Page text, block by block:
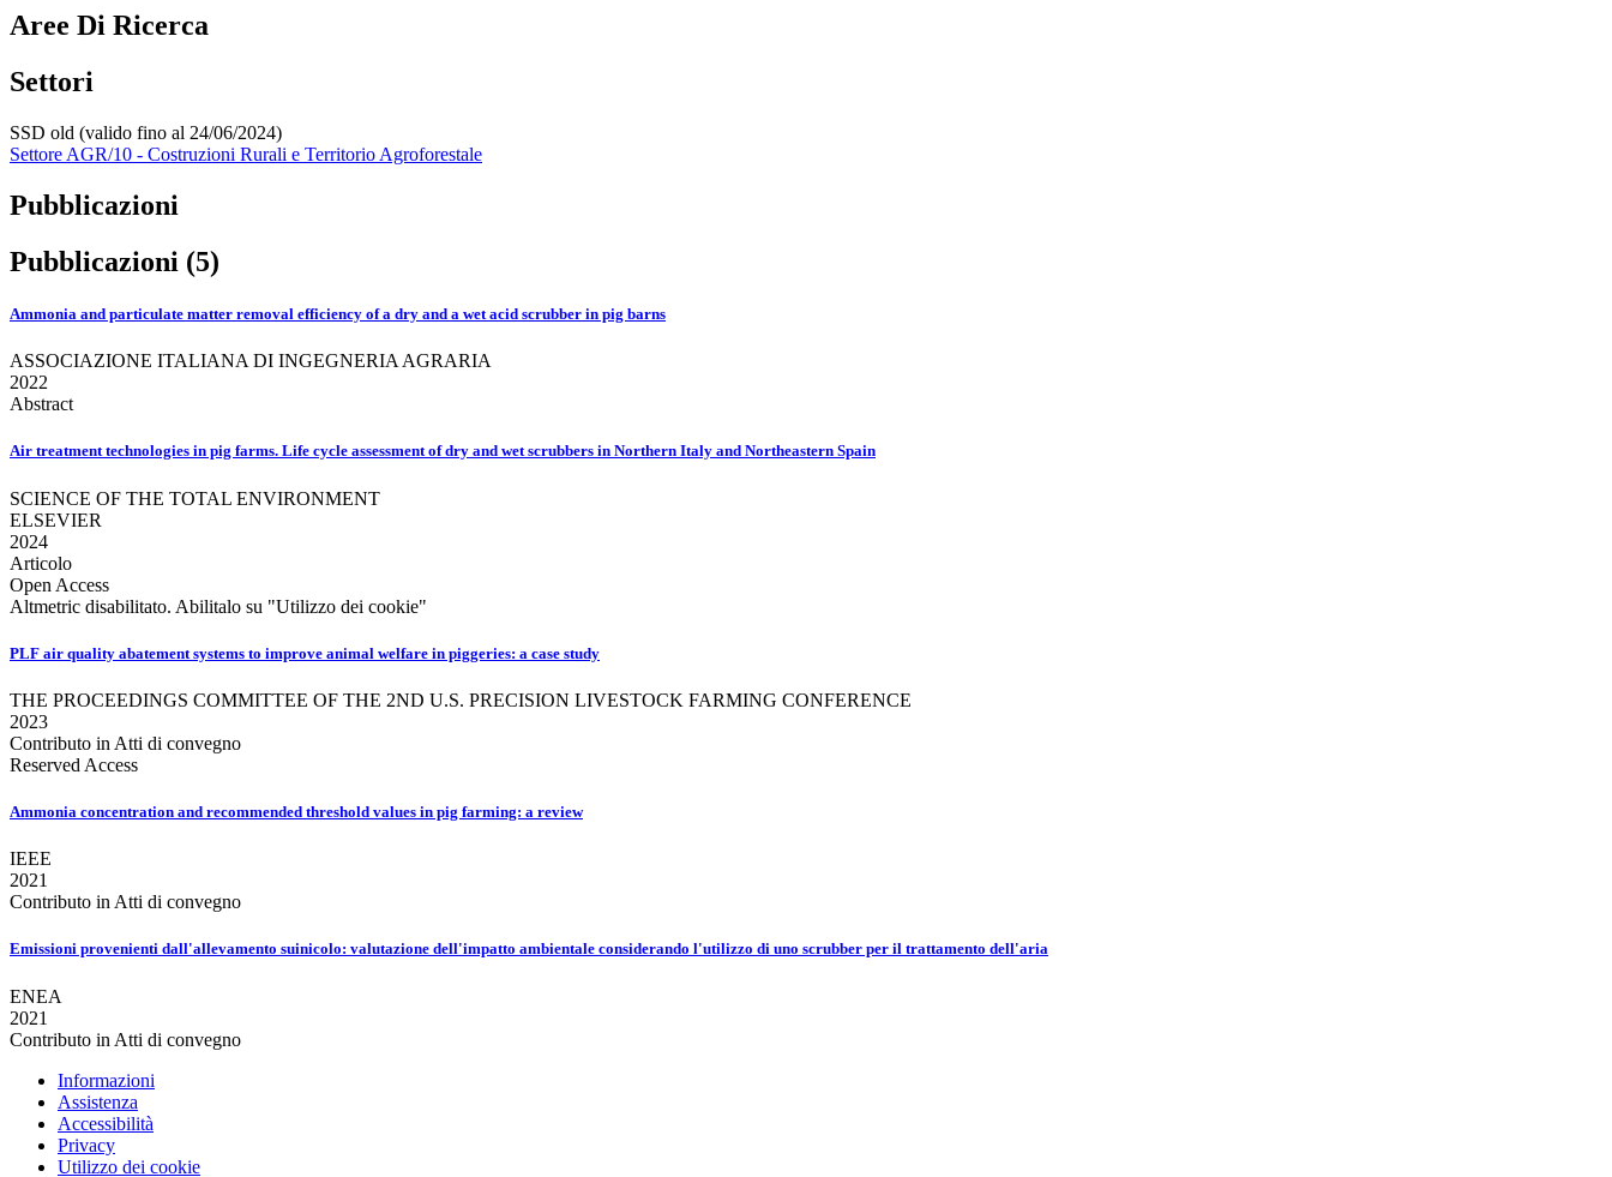
Aree Di Ricerca
Settori
SSD old (valido fino al 24/06/2024)
Settore AGR/10 - Costruzioni Rurali e Territorio Agroforestale
Pubblicazioni
Pubblicazioni (5)
Ammonia and particulate matter removal efficiency of a dry and a wet acid scrubber in pig barns
ASSOCIAZIONE ITALIANA DI INGEGNERIA AGRARIA
2022
Abstract
Air treatment technologies in pig farms. Life cycle assessment of dry and wet scrubbers in Northern Italy and Northeastern Spain
SCIENCE OF THE TOTAL ENVIRONMENT
ELSEVIER
2024
Articolo
Open Access
Altmetric disabilitato. Abilitalo su "Utilizzo dei cookie"
PLF air quality abatement systems to improve animal welfare in piggeries: a case study
THE PROCEEDINGS COMMITTEE OF THE 2ND U.S. PRECISION LIVESTOCK FARMING CONFERENCE
2023
Contributo in Atti di convegno
Reserved Access
Ammonia concentration and recommended threshold values in pig farming: a review
IEEE
2021
Contributo in Atti di convegno
Emissioni provenienti dall'allevamento suinicolo: valutazione dell'impatto ambientale considerando l'utilizzo di uno scrubber per il trattamento dell'aria
ENEA
2021
Contributo in Atti di convegno
Informazioni
Assistenza
Accessibilità
Privacy
Utilizzo dei cookie